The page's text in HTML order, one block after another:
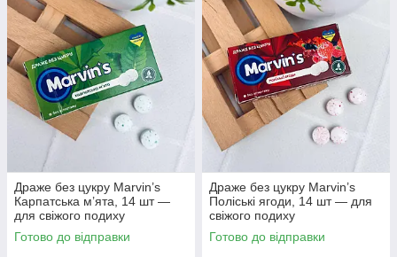
Драже без цукру Marvin’s
Карпатська м’ята, 14 шт —
для свіжого подиху
Готово до відправки
Драже без цукру Marvin’s
Поліські ягоди, 14 шт — для
свіжого подиху
Готово до відправки